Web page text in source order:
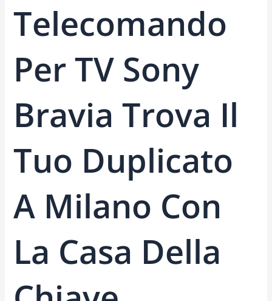
Telecomando
Per TV Sony
Bravia Trova Il
Tuo Duplicato
A Milano Con
La Casa Della